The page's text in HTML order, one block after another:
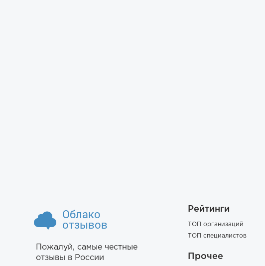
Облако
отзывов
Пожалуй, самые честные
отзывы в России
Рейтинги
ТОП организаций
ТОП специалистов
Прочее